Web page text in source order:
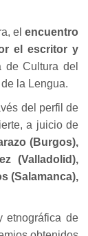
el encuentro
el escritor y
de Cultura del
la Lengua.
del perfil de
a juicio de
(Burgos),
(Valladolid),
(Salamanca),
etnográfica de